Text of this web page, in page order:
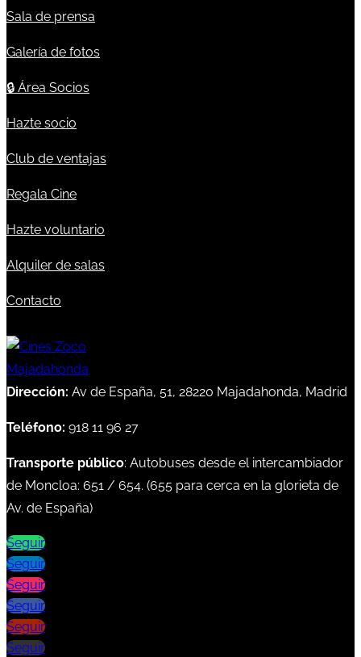
Sala de prensa
Galería de fotos
🔒 Área Socios
Hazte socio
Club de ventajas
Regala Cine
Hazte voluntario
Alquiler de salas
Contacto
Dirección: Av de España, 51, 28220 Majadahonda, Madrid
Teléfono: 918 11 96 27
Transporte público: Autobuses desde el intercambiador
de Moncloa: 651 / 654. (655 para cerca en la glorieta de
Av. de España)
Seguir
Seguir
Seguir
Seguir
Seguir
Seguir